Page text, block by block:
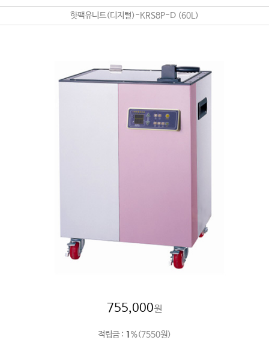
핫팩유니트(디지털)-KRS8P-D (60L)
755,000원
적립금 : 1 %(7550원)